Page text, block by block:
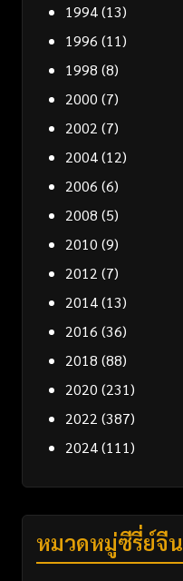
1994(13)
1996 (11)
1998 (8)
2000 (7)
2002 (7)
2004(12)
2006 (6)
2008 (5)
2010 (9)
2012 (7)
2014(13)
2016 (36)
2018 (88)
2020 (231)
2022 (387)
2024(111)
หมวดหมู่ซีรี่ย์จีน